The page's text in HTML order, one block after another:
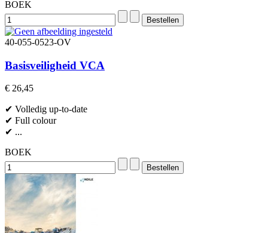
BOEK
40-055-0523-OV
Basisveiligheid VCA
€ 26,45
✔ Volledig up-to-date
✔ Full colour
✔ ...
BOEK